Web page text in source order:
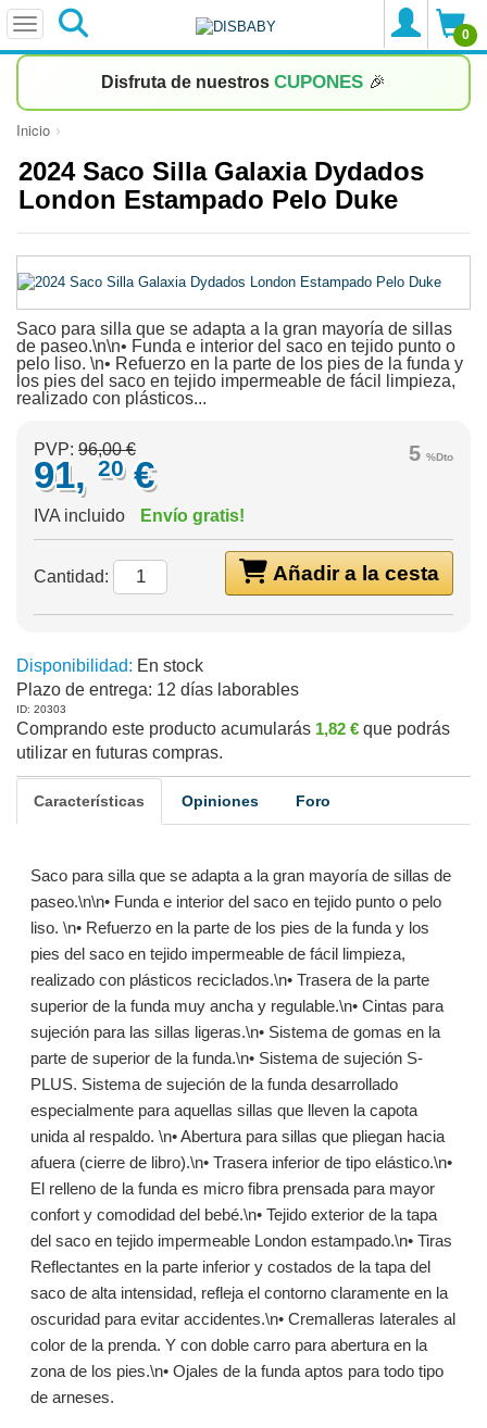
0
Disfruta de nuestros CUPONES 🎉
Inicio
2024 Saco Silla Galaxia Dydados
London Estampado Pelo Duke
Saco para silla que se adapta a la gran mayoría de sillas
de paseo.\n\n• Funda e interior del saco en tejido punto o
pelo liso. \n• Refuerzo en la parte de los pies de la funda y
los pies del saco en tejido impermeable de fácil limpieza,
realizado con plásticos...
5 %Dto
PVP: 96,00 €
91, 20 €
IVA incluido Envío gratis!
Añadir a la cesta
Cantidad:
Disponibilidad: En stock
Plazo de entrega: 12 días laborables
ID: 20303
Comprando este producto acumularás 1,82 € que podrás
utilizar en futuras compras.
Características Opiniones Foro
Saco para silla que se adapta a la gran mayoría de sillas de
paseo.\n\n• Funda e interior del saco en tejido punto o pelo
liso. \n• Refuerzo en la parte de los pies de la funda y los
pies del saco en tejido impermeable de fácil limpieza,
realizado con plásticos reciclados.\n• Trasera de la parte
superior de la funda muy ancha y regulable.\n• Cintas para
sujeción para las sillas ligeras.\n• Sistema de gomas en la
parte de superior de la funda.\n• Sistema de sujeción S-
PLUS. Sistema de sujeción de la funda desarrollado
especialmente para aquellas sillas que lleven la capota
unida al respaldo. \n• Abertura para sillas que pliegan hacia
afuera (cierre de libro).\n• Trasera inferior de tipo elástico.\n•
El relleno de la funda es micro fibra prensada para mayor
confort y comodidad del bebé.\n• Tejido exterior de la tapa
del saco en tejido impermeable London estampado.\n• Tiras
Reflectantes en la parte inferior y costados de la tapa del
saco de alta intensidad, refleja el contorno claramente en la
oscuridad para evitar accidentes.\n• Cremalleras laterales al
color de la prenda. Y con doble carro para abertura en la
zona de los pies.\n• Ojales de la funda aptos para todo tipo
de arneses.